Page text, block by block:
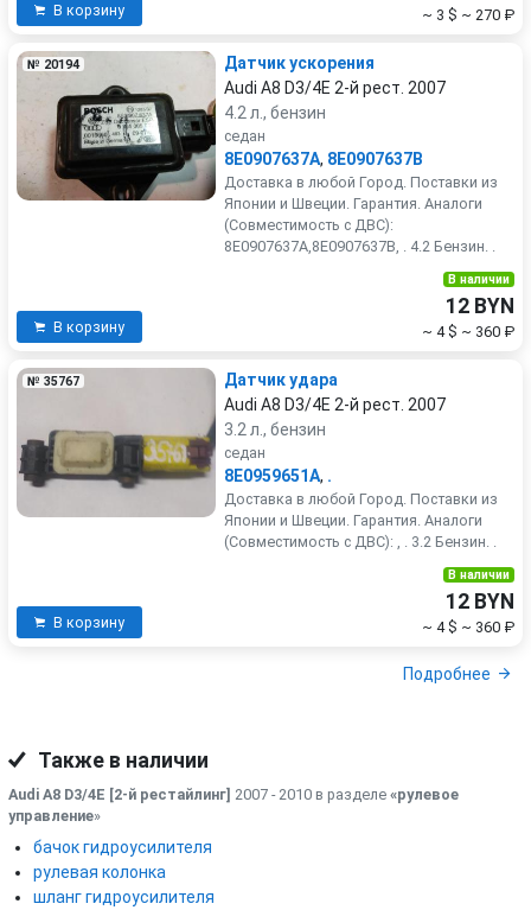
В корзину ~ 3 $ ~ 270 ₽
№ 20194
Датчик ускорения
Audi A8 D3/4E 2-й рест. 2007
4.2 л., бензин
седан
8E0907637A, 8E0907637B
Доставка в любой Город. Поставки из
Японии и Швеции. Гарантия. Аналоги
(Совместимость с ДВС):
8E0907637A,8E0907637B, . 4.2 Бензин. .
В корзину
В наличии
12 BYN
~ 4 $ ~ 360 ₽
№ 35767
Датчик удара
Audi A8 D3/4E 2-й рест. 2007
3.2 л., бензин
седан
8E0959651A, .
Доставка в любой Город. Поставки из
Японии и Швеции. Гарантия. Аналоги
(Совместимость с ДВС): , . 3.2 Бензин. .
В корзину
В наличии
12 BYN
~ 4 $ ~ 360 ₽
Подробнее
Также в наличии
Audi A8 D3/4E [2-й рестайлинг] 2007 - 2010 в разделе «рулевое
управление»
бачок гидроусилителя
рулевая колонка
шланг гидроусилителя